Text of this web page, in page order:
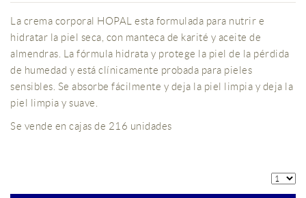
La crema corporal HOPAL esta formulada para nutrir e
hidratar la piel seca, con manteca de karité y aceite de
almendras. La fórmula hidrata y protege la piel de la pérdida
de humedad y está clínicamente probada para pieles
sensibles. Se absorbe fácilmente y deja la piel limpia y deja la
piel limpia y suave.
Se vende en cajas de 216 unidades